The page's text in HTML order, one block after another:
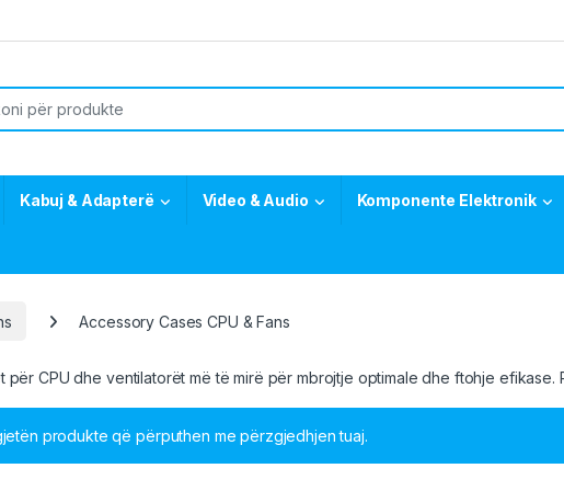
Kabuj & Adapterë Video & Audio Komponente Elektronik
Accessory Cases CPU & Fans
për CPU dhe ventilatorët më të mirë për mbrojtje optimale dhe ftohje
produkte që përputhen me përzgjedhjen tuaj.